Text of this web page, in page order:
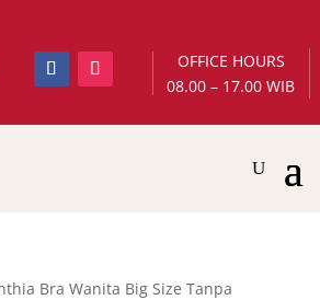
OFFICE HOURS
08.00 – 17.00 WIB
Bra Wanita Big Size Tanpa